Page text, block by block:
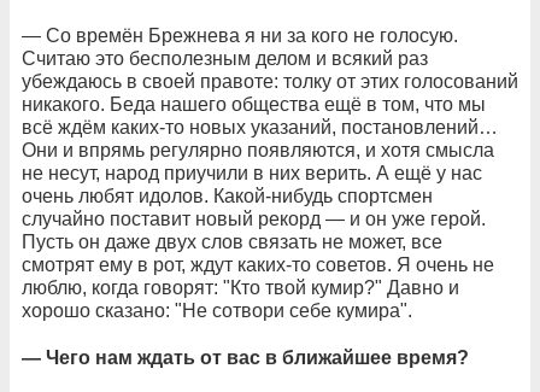
— Со времён Брежнева я ни за кого не голосую.
Считаю это бесполезным делом и всякий раз
убеждаюсь в своей правоте: толку от этих голосований
никакого. Беда нашего общества ещё в том, что мы
всё ждём каких-то новых указаний, постановлений…
Они и впрямь регулярно появляются, и хотя смысла
не несут, народ приучили в них верить. А ещё у нас
очень любят идолов. Какой-нибудь спортсмен
случайно поставит новый рекорд — и он уже герой.
Пусть он даже двух слов связать не может, все
смотрят ему в рот, ждут каких-то советов. Я очень не
люблю, когда говорят: "Кто твой кумир?" Давно и
хорошо сказано: "Не сотвори себе кумира".
— Чего нам ждать от вас в ближайшее время?